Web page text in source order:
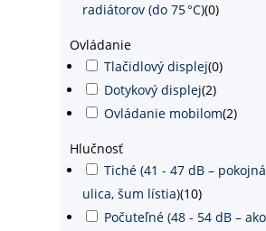
radiátorov (do 75 °C)(0)
Ovládanie
Tlačidlový displej(0)
Dotykový displej(2)
Ovládanie mobilom(2)
Hlučnosť
Tiché (41 - 47 dB – pokojná
ulica, šum lístia)(10)
Počuteľné (48 - 54 dB – ako